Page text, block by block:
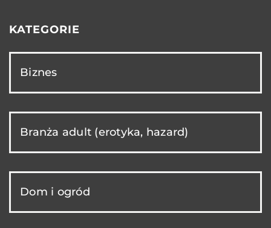
KATEGORIE
Biznes
Branża adult (erotyka, hazard)
Dom i ogród